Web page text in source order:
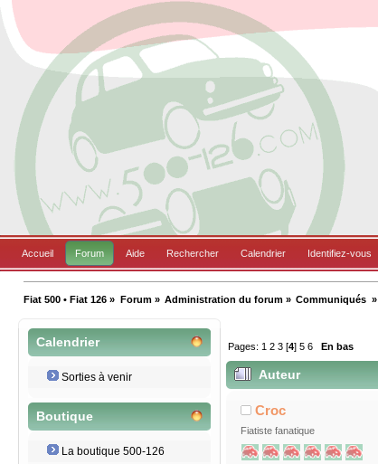
Accueil Forum Aide Rechercher Calendrier Identifiez-vous
Fiat 500 • Fiat 126 » Forum» Administration du forum» Communiqués »
Calendrier
Sorties à venir
Boutique
La boutique 500-126
Pages: 1 2 3 [4]5 6 En bas
Auteur
Croc
Fiatiste fanatique